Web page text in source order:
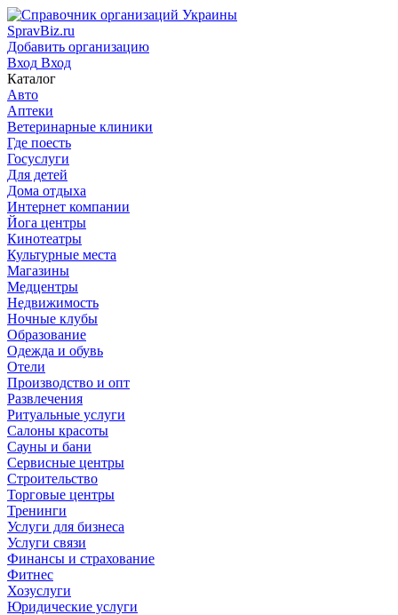
SpravBiz.ru
Добавить организацию
Вход Вход
Каталог
Авто
Аптеки
Ветеринарные клиники
Где поесть
Госуслуги
Для детей
Дома отдыха
Интернет компании
Йога центры
Кинотеатры
Культурные места
Магазины
Медцентры
Недвижимость
Ночные клубы
Образование
Одежда и обувь
Отели
Производство и опт
Развлечения
Ритуальные услуги
Салоны красоты
Сауны и бани
Сервисные центры
Строительство
Торговые центры
Тренинги
Услуги для бизнеса
Услуги связи
Финансы и страхование
Фитнес
Хозуслуги
Юридические услуги